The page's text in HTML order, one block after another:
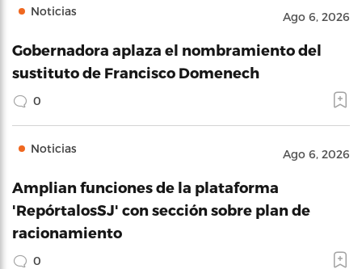
Noticias Ago 6, 2026
Gobernadora aplaza el nombramiento del
sustituto de Francisco Domenech
0
Noticias Ago 6, 2026
Amplian funciones de la plataforma
'RepórtalosSJ' con sección sobre plan de
racionamiento
0